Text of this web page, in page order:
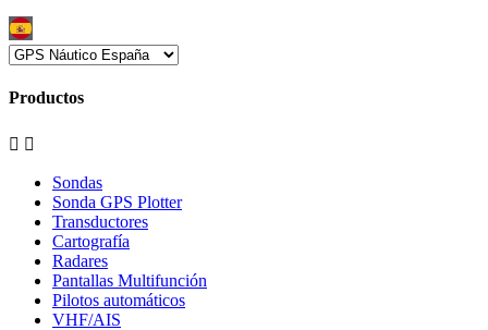
Productos
 
Sondas
Sonda GPS Plotter
Transductores
Cartografía
Radares
Pantallas Multifunción
Pilotos automáticos
VHF/AIS